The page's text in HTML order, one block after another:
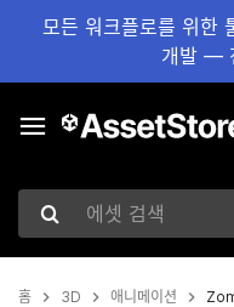
모든 워크플로를 위한
개발 —
에셋 검색
홈 3D 애니메이션